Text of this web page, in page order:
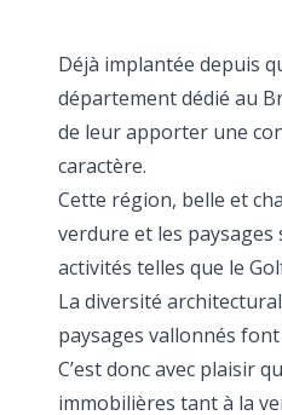
Déjà implantée depuis
département dédié au
de leur apporter une
caractère.
Cette région, belle et
verdure et les paysages
activités telles que le
La diversité
paysages vallonnés
C’est donc avec plaisir
immobilières tant à la